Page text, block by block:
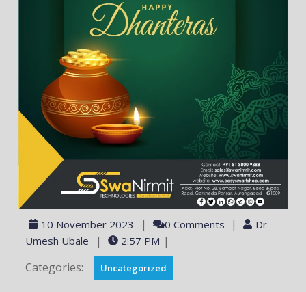
10 November 2023 | 0 Comments |
Dr
Umesh Ubale
| 2:57 PM |
Categories:
Uncategorized